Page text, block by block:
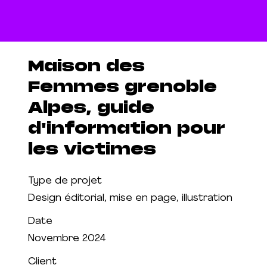
Maison des
Femmes grenoble
Alpes, guide
d'information pour
les victimes
Type de projet
Design éditorial, mise en page, illustration
Date
Novembre 2024
Client